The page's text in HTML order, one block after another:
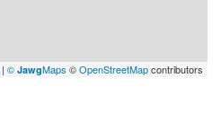
| © JawgMaps ©OpenStreetMapcontributors